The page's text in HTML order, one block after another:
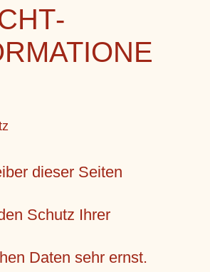
dieser Seiten
Schutz Ihrer
Daten sehr ernst.